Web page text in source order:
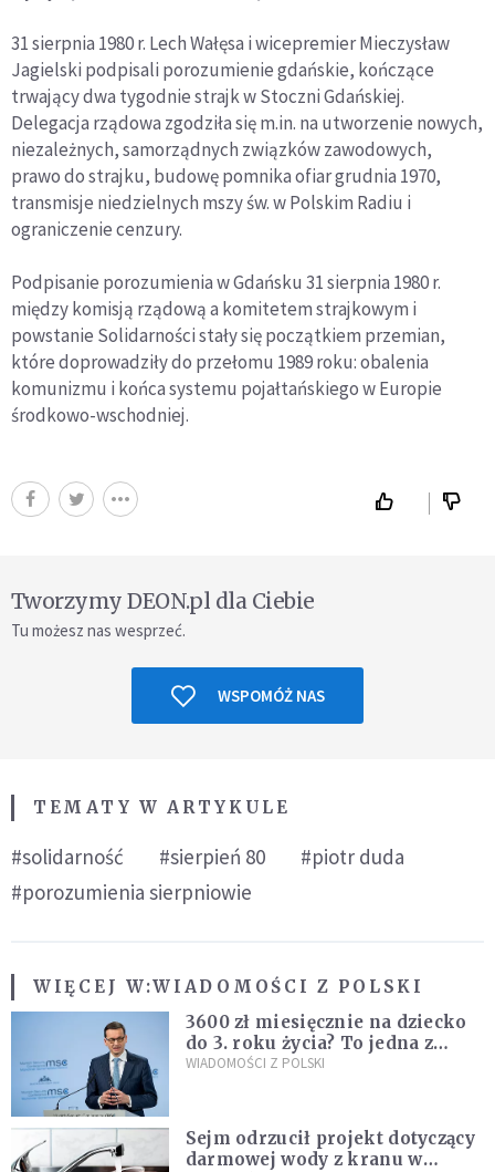
31 sierpnia 1980 r. Lech Wałęsa i wicepremier Mieczysław
Jagielski podpisali porozumienie gdańskie, kończące
trwający dwa tygodnie strajk w Stoczni Gdańskiej.
Delegacja rządowa zgodziła się m.in. na utworzenie nowych,
niezależnych, samorządnych związków zawodowych,
prawo do strajku, budowę pomnika ofiar grudnia 1970,
transmisje niedzielnych mszy św. w Polskim Radiu i
ograniczenie cenzury.
Podpisanie porozumienia w Gdańsku 31 sierpnia 1980 r.
między komisją rządową a komitetem strajkowym i
powstanie Solidarności stały się początkiem przemian,
które doprowadziły do przełomu 1989 roku: obalenia
komunizmu i końca systemu pojałtańskiego w Europie
środkowo-wschodniej.
Tworzymy DEON.pl dla Ciebie
Tu możesz nas wesprzeć.
WSPOMÓŻ NAS
TEMATY W ARTYKULE
#solidarność #sierpień 80
#piotr duda
#porozumienia sierpniowie
WIĘCEJ W:WIADOMOŚCI Z POLSKI
3600 zł miesięcznie na dziecko
do 3. roku życia? To jedna z
propozycji programu "Rozwój
WIADOMOŚCI Z POLSKI
Sejm odrzucił projekt dotyczący
darmowej wody z kranu w